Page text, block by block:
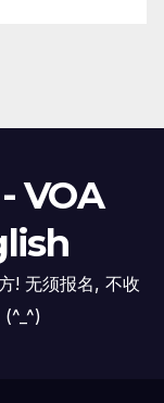
VOA
! 无须报名, 不收